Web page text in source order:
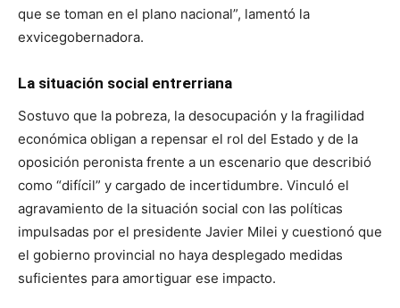
que se toman en el plano nacional”, lamentó la
exvicegobernadora.
La situación social entrerriana
Sostuvo que la pobreza, la desocupación y la fragilidad
económica obligan a repensar el rol del Estado y de la
oposición peronista frente a un escenario que describió
como “difícil” y cargado de incertidumbre. Vinculó el
agravamiento de la situación social con las políticas
impulsadas por el presidente Javier Milei y cuestionó que
el gobierno provincial no haya desplegado medidas
suficientes para amortiguar ese impacto.